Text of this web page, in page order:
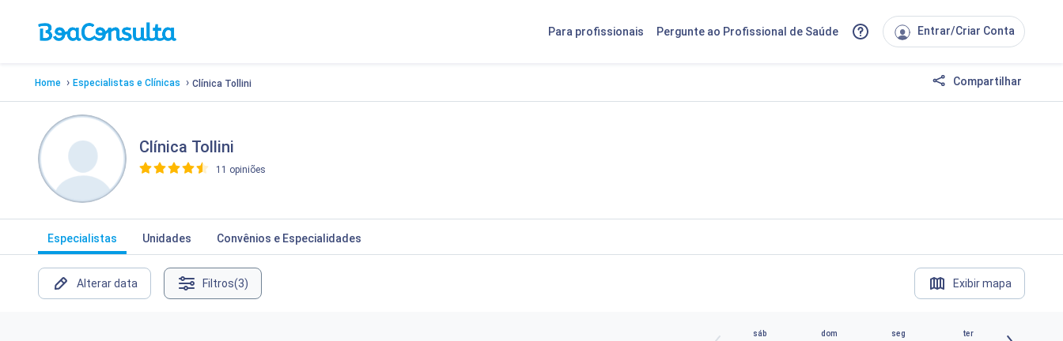
Para profissionais Pergunte ao Profissional de Saúde Entrar/Criar Conta
Home › Especialistas e Clínicas › Clínica Tollini Compartilhar
Clínica Tollini
11 opiniões
Especialistas Unidades Convênios e Especialidades
Alterar data Filtros(3) Exibir mapa
sáb dom seg ter